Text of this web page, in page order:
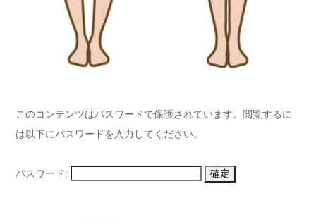
このコンテンツはパスワードで保護されています。閲覧するに
は以下にパスワードを入力してください。
パスワード: